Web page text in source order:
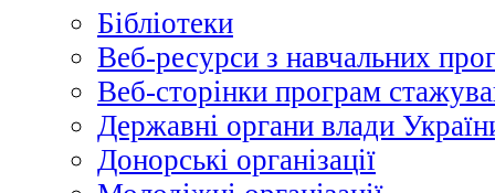
Бібліотеки
Веб-ресурси з навчальних
Веб-сторінки програм
Державні органи влади
Донорські організації